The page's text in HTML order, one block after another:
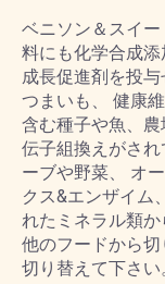
ベニソン＆スイ
料にも化学合成添
成長促進剤を投
つまいも、 健康
含む種子や魚、
伝子組換えがさ
ーブや野菜、 オ
クス&エンザイム
れたミネラル類か
他のフードから
切り替えて下さい